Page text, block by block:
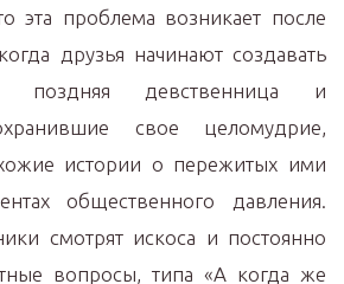
эта проблема возникает после
друзья начинают создавать
поздняя девственница и
свое целомудрие,
истории о пережитых ими
общественного давления.
смотрят искоса и постоянно
вопросы, типа «А когда же